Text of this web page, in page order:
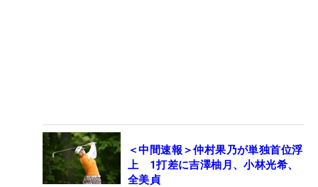
＜中間速報＞仲村果乃が単独首位浮
上 1打差に吉澤柚月、小林光希、
全美貞